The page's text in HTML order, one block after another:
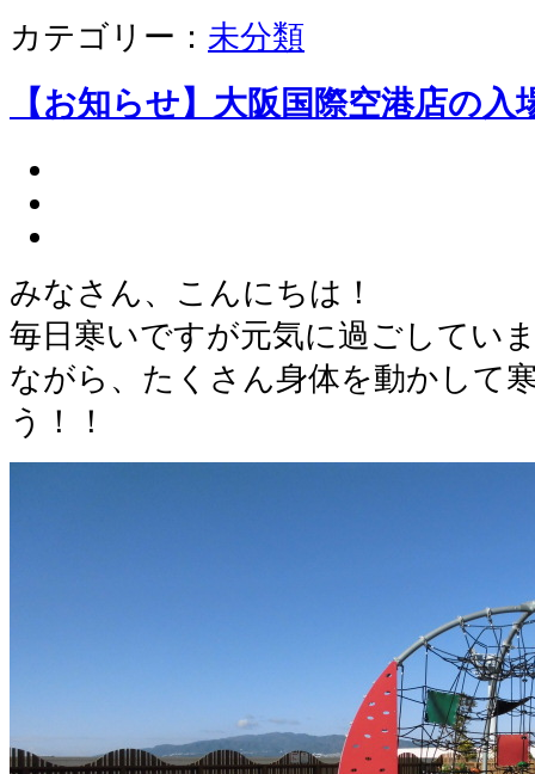
カテゴリー： 未分類
【お知らせ】大阪国際空港店の
みなさん、こんにちは！
毎日寒いですが元気に過ごしてい
ながら、たくさん身体を動かして
う！！